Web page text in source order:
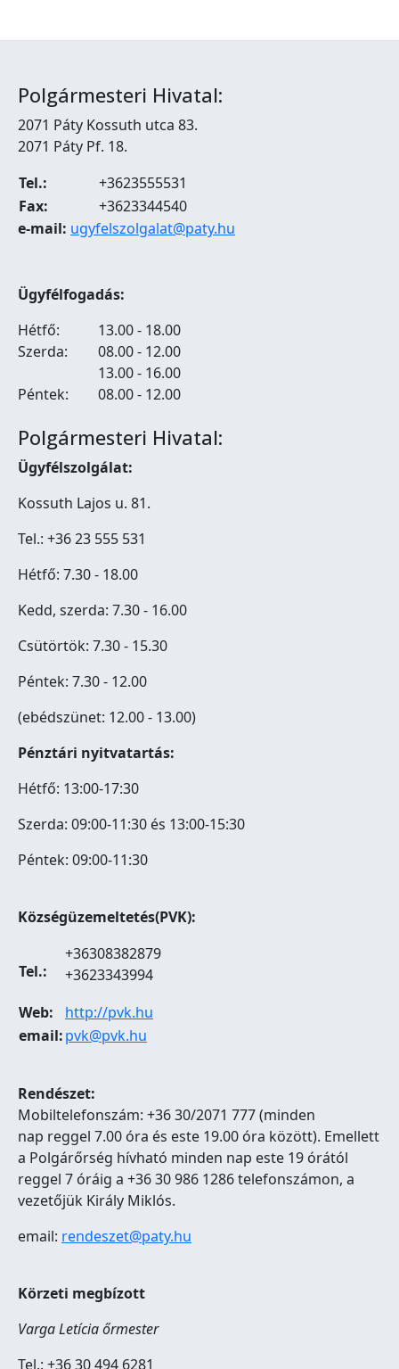
Polgármesteri Hivatal:
2071 Páty Kossuth utca 83.
2071 Páty Pf. 18.
Tel.:
+3623555531
Fax:
+3623344540
e-mail: ugyfelszolgalat@paty.hu
Ügyfélfogadás:
Hétfő:
13.00 - 18.00
Szerda:
08.00 - 12.00
13.00 - 16.00
Péntek:
08.00 - 12.00
Polgármesteri Hivatal:
Ügyfélszolgálat:
Kossuth Lajos u. 81.
Tel.: +36 23 555 531
Hétfő: 7.30 - 18.00
Kedd, szerda: 7.30 - 16.00
Csütörtök: 7.30 - 15.30
Péntek: 7.30 - 12.00
(ebédszünet: 12.00 - 13.00)
Pénztári nyitvatartás:
Hétfő: 13:00-17:30
Szerda: 09:00-11:30 és 13:00-15:30
Péntek: 09:00-11:30
Községüzemeltetés(PVK):
Tel.:
+36308382879
+3623343994
Web:
http://pvk.hu
email:pvk@pvk.hu
Rendészet:
Mobiltelefonszám: +36 30/2071 777 (minden
nap reggel 7.00 óra és este 19.00 óra között). Emellett
a Polgárőrség hívható minden nap este 19 órától
reggel 7 óráig a +36 30 986 1286 telefonszámon, a
vezetőjük Király Miklós.
email: rendeszet@paty.hu
Körzeti megbízott
Varga Letícia őrmester
Tel.: +36 30 494 6281